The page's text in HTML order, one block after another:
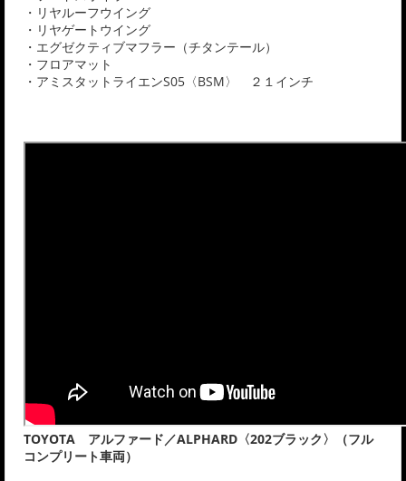
・リヤルーフウイング
・リヤゲートウイング
・エグゼクティブマフラー（チタンテール）
・フロアマット
・アミスタットライエンS05〈BSM〉 ２１インチ
TOYOTA アルファード／ALPHARD〈202ブラック〉（フル
コンプリート車両）